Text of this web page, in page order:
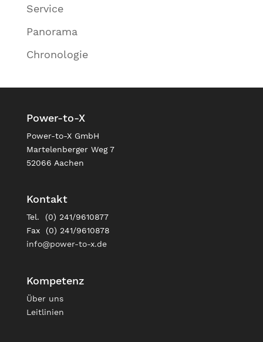
Service
Panorama
Chronologie
Power-to-X
Power-to-X GmbH
Martelenberger Weg 7
52066 Aachen
Kontakt
Tel. (0) 241/9610877
Fax (0) 241/9610878
info@power-to-x.de
Kompetenz
Über uns
Leitlinien